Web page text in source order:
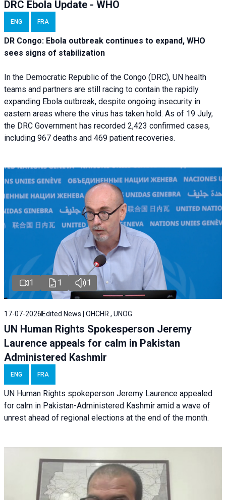
DRC Ebola Update - WHO
ENG FRA
DR Congo: Ebola outbreak continues to expand, WHO
sees signs of stabilization
In the Democratic Republic of the Congo (DRC), UN health
teams and partners are still racing to contain the rapidly
expanding Ebola outbreak, despite ongoing insecurity in
eastern areas where the virus has taken hold. As of 19 July,
the DRC Government has recorded 2,423 confirmed cases,
including 967 deaths and 469 patient recoveries.
1 1 1
17-07-2026 Edited News | OHCHR , UNOG
UN Human Rights Spokesperson Jeremy
Laurence appeals for calm in Pakistan
Administered Kashmir
ENG FRA
UN Human Rights spokeperson Jeremy Laurence appealed
for calm in Pakistan-Administered Kashmir amid a wave of
unrest ahead of regional elections at the end of the month.